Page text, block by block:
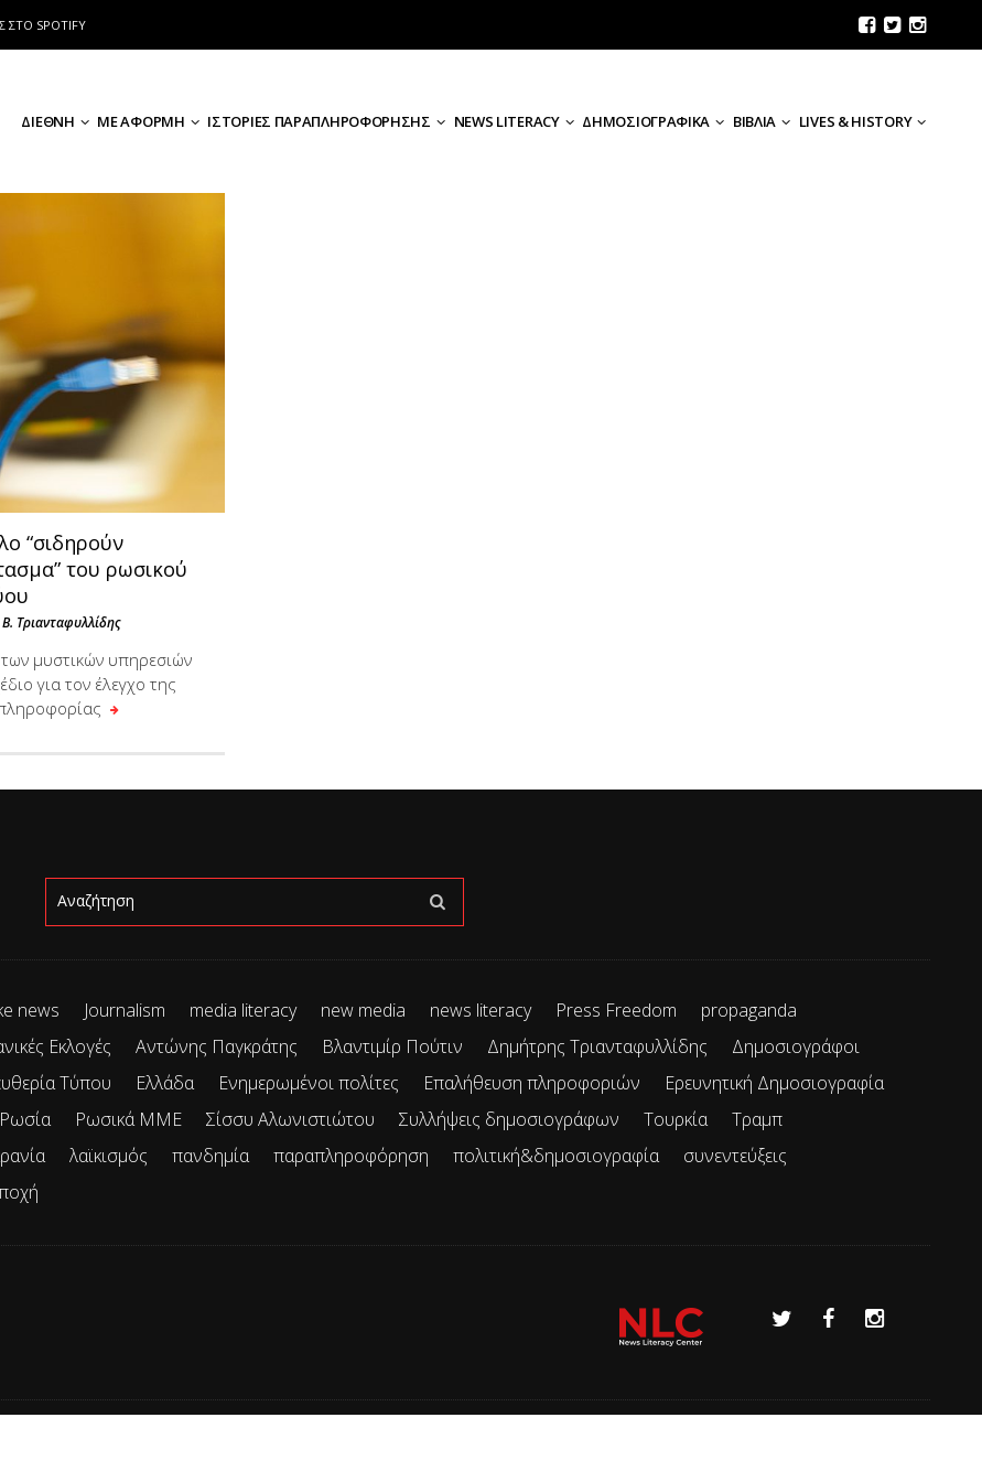
ΣΤΟ SPOTIFY
ΔΙΕΘΝΗ ΜΕ ΑΦΟΡΜΗ ΙΣΤΟΡΙΕΣ ΠΑΡΑΠΛΗΡΟΦΟΡΗΣΗΣ NEWS LITERACY ΔΗΜΟΣΙΟΓΡΑΦΙΚΑ ΒΙΒΛΙΑ LIVES & HISTORY
“σιδηρούν
του ρωσικού
Τριανταφυλλίδης
μυστικών υπηρεσιών
για τον έλεγχο της
news Journalism media literacy new media news literacy Press Freedom
propaganda
Εκλογές Αντώνης Παγκράτης Βλαντιμίρ Πούτιν Δημήτρης Τριανταφυλλίδης
Δημοσιογράφοι
Τύπου Ελλάδα Ενημερωμένοι πολίτες Επαλήθευση πληροφοριών
Ερευνητική Δημοσιογραφία
Ρωσία Ρωσικά ΜΜΕ Σίσσυ Αλωνιστιώτου Συλλήψεις δημοσιογράφων Τουρκία
Τραμπ
λαϊκισμός πανδημία παραπληροφόρηση πολιτική&δημοσιογραφία
συνεντεύξεις